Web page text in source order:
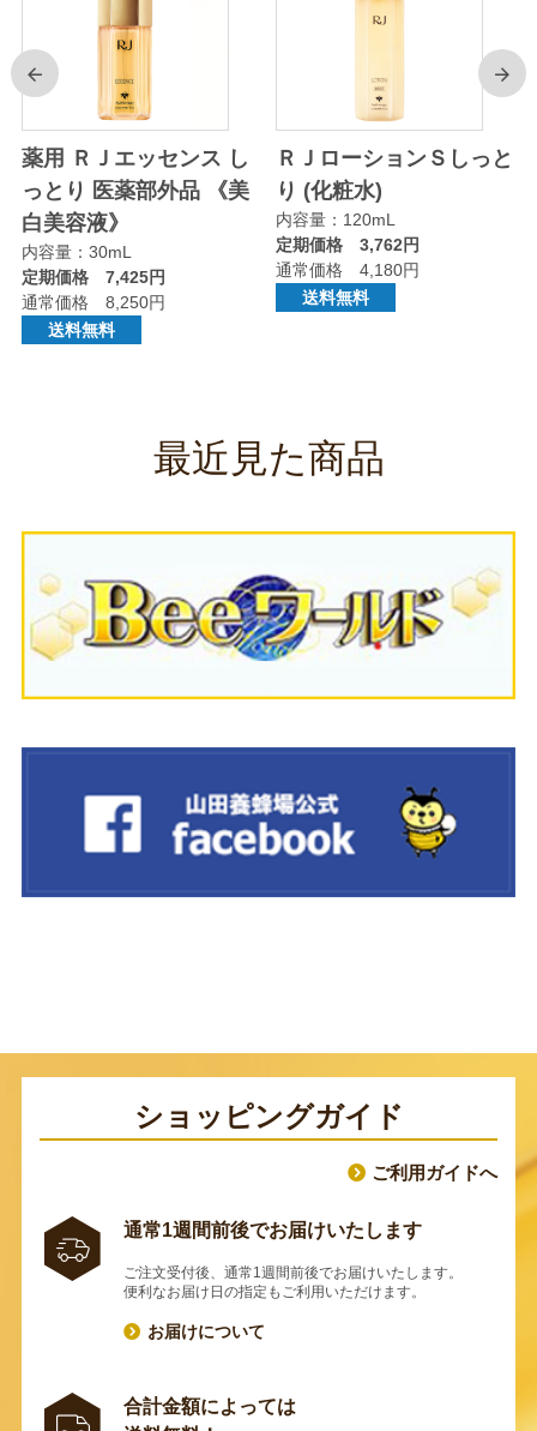
前
薬用 ＲＪエッセンス し
っとり 医薬部外品 《美
白美容液》
内容量：30mL
定期価格 7,425円
通常価格 8,250円
送料無料
ＲＪローションＳしっと
り (化粧水)
内容量：120mL
定期価格 3,762円
通常価格 4,180円
送料無料
次
最近見た商品
ショッピングガイド
ご利用ガイドへ
通常1週間前後でお届けいたします
ご注文受付後、通常1週間前後でお届けいたします。
便利なお届け日の指定もご利用いただけます。
お届けについて
合計金額によっては